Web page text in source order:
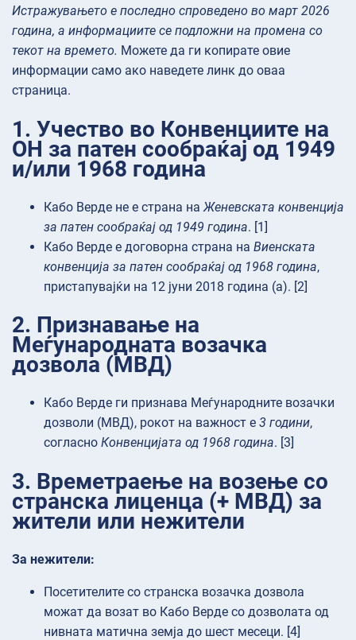
Истражувањето е последно спроведено во март 2026
година, а информациите се подложни на промена со
текот на времето. Можете да ги копирате овие
информации само ако наведете линк до оваа
страница.
1. Учество во Конвенциите на
ОН за патен сообраќај од 1949
и/или 1968 година
Кабо Верде не е страна наЖеневската конвенција
за патен сообраќај од 1949 година. [1]
Кабо Верде е договорна страна на Виенската
конвенција за патен сообраќај од 1968 година,
пристапувајќи на 12 јуни 2018 година (а). [2]
2. Признавање на
Меѓународната возачка
дозвола (МВД)
Кабо Верде ги признава Меѓународните возачки
дозволи (МВД), рокот на важност е 3 години,
согласно Конвенцијата од 1968 година. [3]
3. Времетраење на возење со
странска лиценца (+ МВД) за
жители или нежители
За нежители:
Посетителите со странска возачка дозвола
можат да возат во Кабо Верде со дозволата од
нивната матична земја до шест месеци. [4]